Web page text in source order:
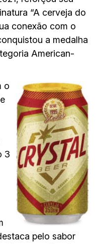
“A cerveja do
conexão com o
a medalha
American-
o
3
pelo sabor